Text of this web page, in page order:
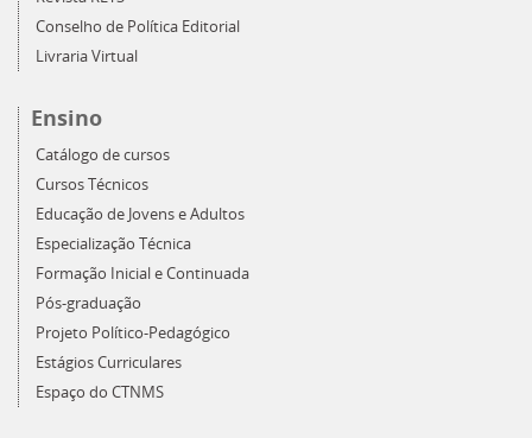
Conselho de Política Editorial
Livraria Virtual
Ensino
Catálogo de cursos
Cursos Técnicos
Educação de Jovens e Adultos
Especialização Técnica
Formação Inicial e Continuada
Pós-graduação
Projeto Político-Pedagógico
Estágios Curriculares
Espaço do CTNMS